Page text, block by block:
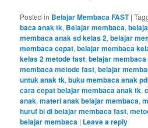
Posted in Belajar Membaca FAST |
baca anak tk, Belajar membaca,
membaca anak sd kelas 2,belajar
membaca cepat,belajar membaca
kelas 2 metode fast,belajar
membaca metode fast,belajar
untuk anak tk,buku membaca anak
cara cepat belajar membaca anak tk,
anak,materi anak belajar membaca,
huruf bi di belajar membaca fast,
belajar membaca | Leave a reply